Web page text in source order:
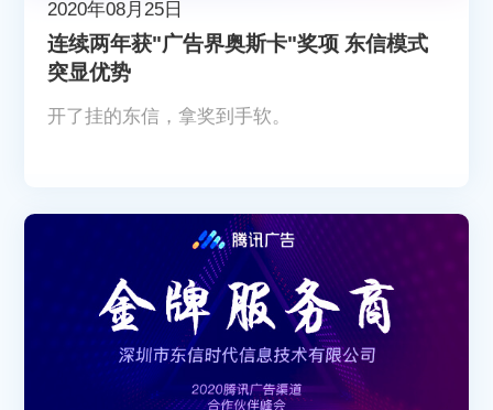
2020年08月25日
连续两年获"广告界奥斯卡"奖项 东信模式
突显优势
开了挂的东信，拿奖到手软。